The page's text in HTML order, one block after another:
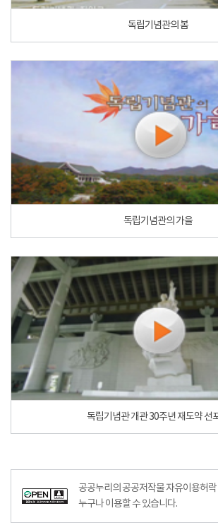
독립기념관의 봄
독립기념관의 가을
독립기념관 개관 30주년 재도약 선
공공누리의 공공저작물 자유이용허
누구나 이용할 수 있습니다.